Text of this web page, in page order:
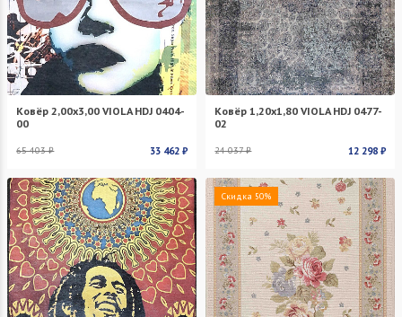
Ковёр 2,00х3,00 VIOLA HDJ 0404-
00
65 403 ₽ 33 462 ₽
Ковёр 1,20х1,80 VIOLA HDJ 0477-
02
24 037 ₽ 12 298 ₽
Скидка 50%